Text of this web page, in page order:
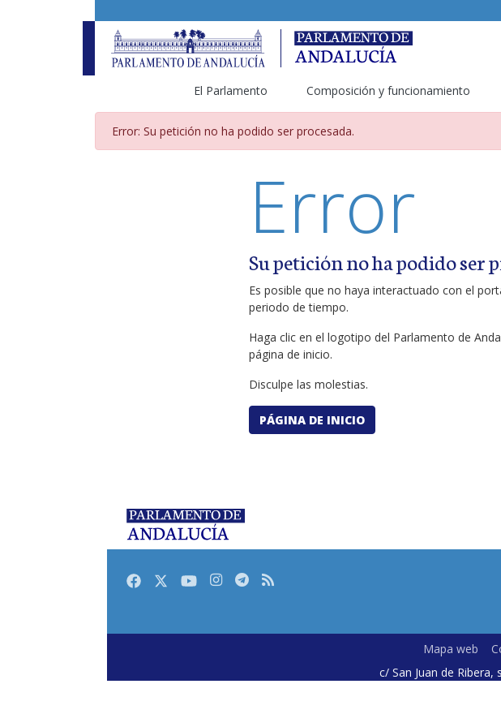
El Parlamento Composición y funcionamiento
Página de error
Error: Su petición no ha podido ser procesada.
Error
Su petición no ha podido ser
Es posible que no haya interactuado con el
periodo de tiempo.
Haga clic en el logotipo del Parlamento de
página de inicio.
Disculpe las molestias.
PÁGINA DE INICIO
FacebookTwitterYoutubeInstagram
Telegram
RSS
Mapa web
c/ San Juan de Ribera,